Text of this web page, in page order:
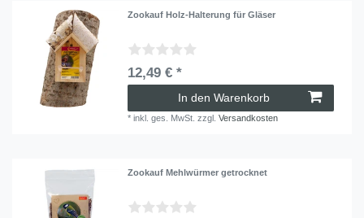
Zookauf Holz-Halterung für Gläser
12,49 € *
In den Warenkorb
*inkl. ges. MwSt. zzgl.Versandkosten
Zookauf Mehlwürmer getrocknet